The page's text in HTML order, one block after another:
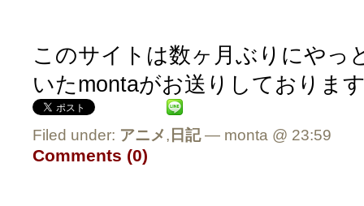
このサイトは数ヶ月ぶりにやっ
いたmontaがお送りしておりま
Filed under: アニメ, 日記— monta @ 23:59
Comments (0)